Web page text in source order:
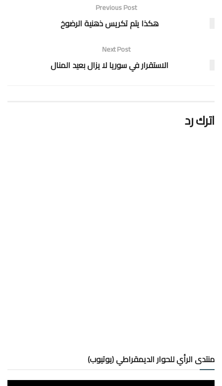
Previous Post
هكذا يتم تكريس ذهنية الرضوخ
Next Post
الاستقرار في سوريا لا يزال بعيد المنال
اترك رد
منتدى الرأي للحوار الديمقراطي (يوتيوب)